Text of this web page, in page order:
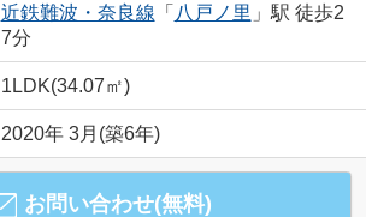
近鉄難波・奈良線 「 八戸ノ里 」駅 徒歩2
7分
1LDK(34.07㎡)
2020年 3月(築6年)
お問い合わせ(無料)